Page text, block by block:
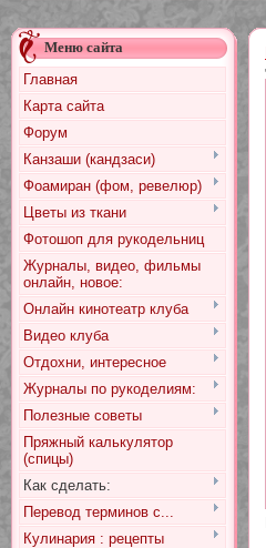
Burda Örgü dergisi №2 2019
Loopy Mango Knitting: 34
Fashionable Pieces You Can
Make in a Day
Craft Stamper - January 2020
Меню сайта
Главная
Карта сайта
Форум
Канзаши (кандзаси)
Фоамиран (фом, ревелюр)
Цветы из ткани
Фотошоп для рукодельниц
Журналы, видео, фильмы
онлайн, новое:
Онлайн кинотеатр клуба
Видео клуба
Отдохни, интересное
Журналы по рукоделиям:
Полезные советы
Пряжный калькулятор
(спицы)
Как сделать:
Перевод терминов с...
Кулинария : рецепты